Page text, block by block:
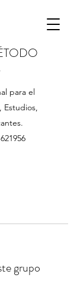
para el
Estudios,
grupo